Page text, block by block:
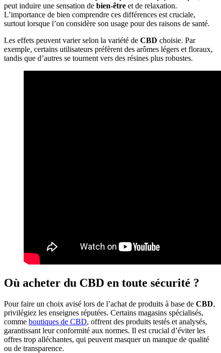
peut induire une sensation de bien-être et de relaxation.
L’importance de bien comprendre ces différences est cruciale,
surtout lorsque l’on considère son usage pour des raisons de santé.
Les effets peuvent varier selon la variété de CBD choisie. Par
exemple, certains utilisateurs préfèrent des arômes légers et floraux,
tandis que d’autres se tournent vers des résines plus robustes.
Où acheter du CBD en toute sécurité ?
Pour faire un choix avisé lors de l’achat de produits à base de CBD,
privilégiez les enseignes réputées. Certains magasins spécialisés,
comme boutiques de CBD, offrent des produits testés et analysés,
garantissant leur conformité aux normes. Il est crucial d’éviter les
offres trop alléchantes, qui peuvent masquer un manque de qualité
ou de transparence.